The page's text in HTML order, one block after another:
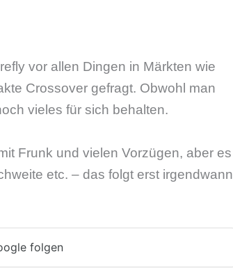
vor allen Dingen in Märkten wie
Crossover gefragt. Obwohl man
vieles für sich behalten.
Frunk und vielen Vorzügen, aber es
etc. – das folgt erst irgendwann
folgen